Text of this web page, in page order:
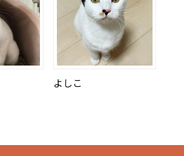
よしこ